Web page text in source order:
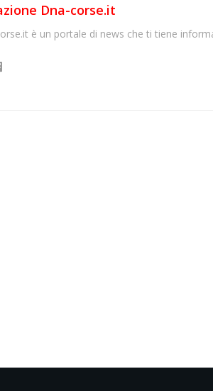
Dna-corse.it
è un portale di news che ti tiene